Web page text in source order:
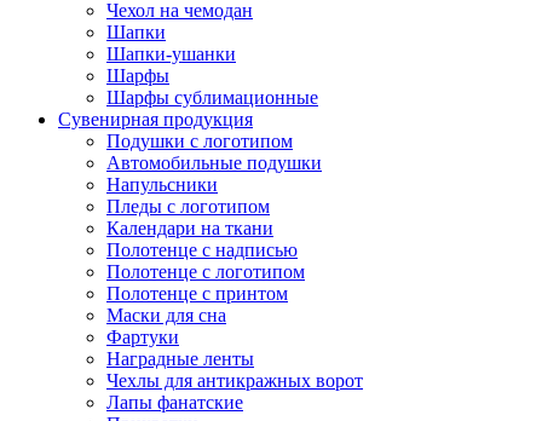
Чехол на чемодан
Шапки
Шапки-ушанки
Шарфы
Шарфы сублимационные
Сувенирная продукция
Подушки с логотипом
Автомобильные подушки
Напульсники
Пледы с логотипом
Календари на ткани
Полотенце с надписью
Полотенце с логотипом
Полотенце с принтом
Маски для сна
Фартуки
Наградные ленты
Чехлы для антикражных ворот
Лапы фанатские